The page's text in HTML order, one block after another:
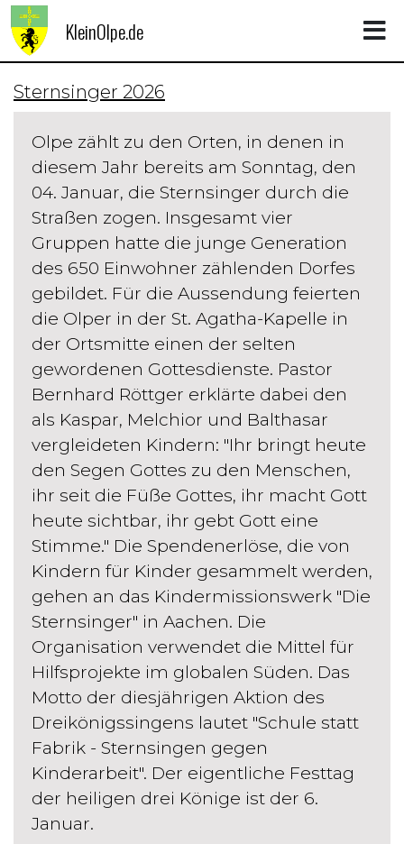
KleinOlpe.de
Sternsinger 2026
Olpe zählt zu den Orten, in denen in
diesem Jahr bereits am Sonntag, den
04. Januar, die Sternsinger durch die
Straßen zogen. Insgesamt vier
Gruppen hatte die junge Generation
des 650 Einwohner zählenden Dorfes
gebildet. Für die Aussendung feierten
die Olper in der St. Agatha-Kapelle in
der Ortsmitte einen der selten
gewordenen Gottesdienste. Pastor
Bernhard Röttger erklärte dabei den
als Kaspar, Melchior und Balthasar
vergleideten Kindern: "Ihr bringt heute
den Segen Gottes zu den Menschen,
ihr seit die Füße Gottes, ihr macht Gott
heute sichtbar, ihr gebt Gott eine
Stimme." Die Spendenerlöse, die von
Kindern für Kinder gesammelt werden,
gehen an das Kindermissionswerk "Die
Sternsinger" in Aachen. Die
Organisation verwendet die Mittel für
Hilfsprojekte im globalen Süden. Das
Motto der diesjährigen Aktion des
Dreikönigssingens lautet "Schule statt
Fabrik - Sternsingen gegen
Kinderarbeit". Der eigentliche Festtag
der heiligen drei Könige ist der 6.
Januar.